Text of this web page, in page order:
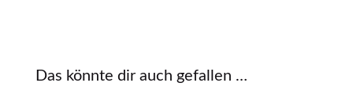
Das könnte dir auch gefallen …